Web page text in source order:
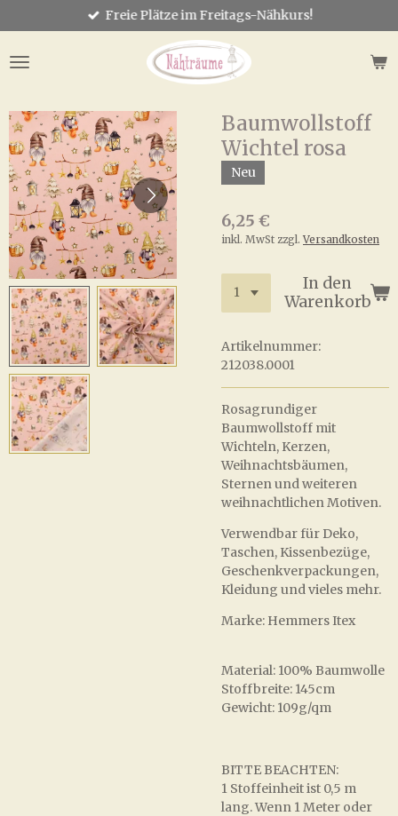
Hauptinhalt
springen
Freie Plätze im Freitags-Nähkurs!
Baumwollstoff
Wichtel rosa
Neu
6,25 €
inkl. MwSt zzgl.Versandkosten
In den
Warenkorb
Artikelnummer:
212038.0001
Rosagrundiger
Baumwollstoff mit
Wichteln, Kerzen,
Weihnachtsbäumen,
Sternen und weiteren
weihnachtlichen Motiven.
Verwendbar für Deko,
Taschen, Kissenbezüge,
Geschenkverpackungen,
Kleidung und vieles mehr.
Marke: Hemmers Itex
Material: 100% Baumwolle
Stoffbreite: 145cm
Gewicht: 109g/qm
BITTE BEACHTEN:
1 Stoffeinheit ist 0,5 m
lang. Wenn 1 Meter oder